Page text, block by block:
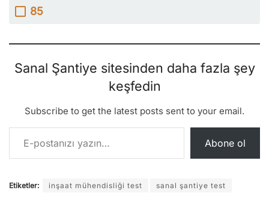
85
Sanal Şantiye sitesinden daha fazla şey
keşfedin
Subscribe to get the latest posts sent to your email.
E-postanızı yazın…
Abone ol
Etiketler: inşaat mühendisliği test sanal şantiye test